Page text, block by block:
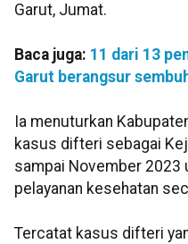
Garut, Jumat.
Baca juga: 11 dari 13
Garut berangsur
Ia menuturkan
kasus difteri sebagai
sampai November 2023
pelayanan kesehatan
Tercatat kasus difteri